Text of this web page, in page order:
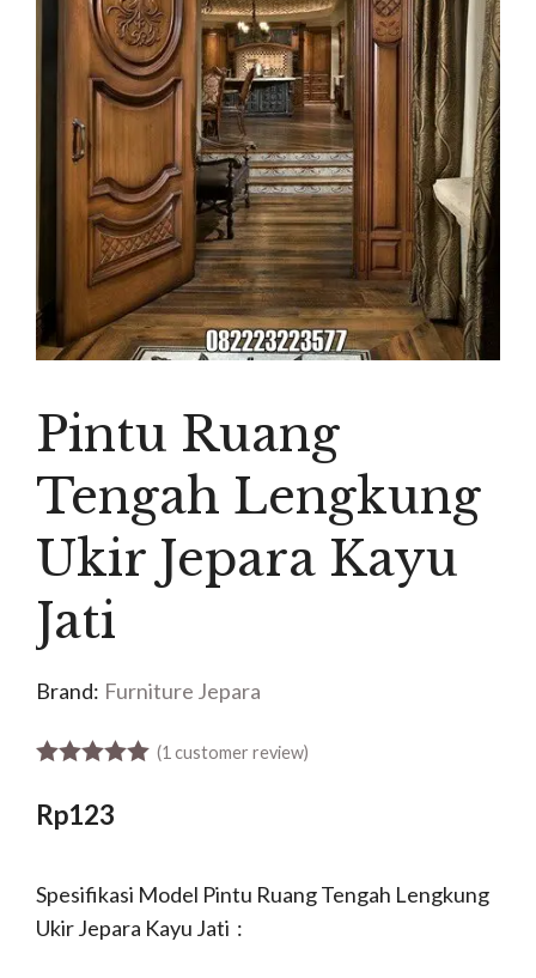
Pintu Ruang
Tengah Lengkung
Ukir Jepara Kayu
Jati
Brand: Furniture Jepara
(1 customer review)
Rp123
Spesifikasi Model Pintu Ruang Tengah Lengkung
Ukir Jepara Kayu Jati :